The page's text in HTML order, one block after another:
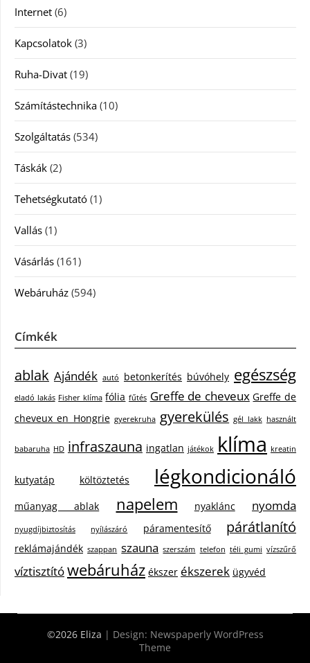
Internet (6)
Kapcsolatok (3)
Ruha-Divat (19)
Számítástechnika (10)
Szolgáltatás (534)
Táskák (2)
Tehetségkutató (1)
Vallás (1)
Vásárlás (161)
Webáruház (594)
Címkék
ablak Ajándék autó betonkerítés búvóhely egészség
eladó lakás Fisher klíma fólia fűtés Greffe de cheveux Greffe de
cheveux en Hongrie gyerekruha gyerekülés gél lakk használt
babaruha HD infraszauna ingatlan játékok klíma kreatin
kutyatáp költöztetés légkondicionáló
műanyag ablak napelem nyaklánc nyomda
nyugdíjbiztosítás nyílászáró páramentesítő párátlanító
reklámajándék szappan szauna szerszám telefon téli gumi vízszűrő
víztisztítówebáruház ékszer ékszerek ügyvéd
©2026 Eliza | Design: Newspaperly WordPress
Theme